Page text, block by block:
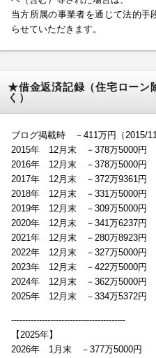
当方所属の事業者を通じて法的手
らせていただきます。
★借金返済記録（住宅ローン
く）
ブログ掲載時 －411万円（2015/11
2015年 12月末 －378万5000円
2016年 12月末 －378万5000円
2017年 12月末 －372万9361円
2018年 12月末 －331万5000円
2019年 12月末 －309万5000円
2020年 12月末 －341万6237円
2021年 12月末 －280万8923円
2022年 12月末 －327万5000円
2023年 12月末 －422万5000円
2024年 12月末 －362万5000円
2025年 12月末 －334万5372円
-----------------------------------------
【2025年】
2026年 1月末 －377万5000円